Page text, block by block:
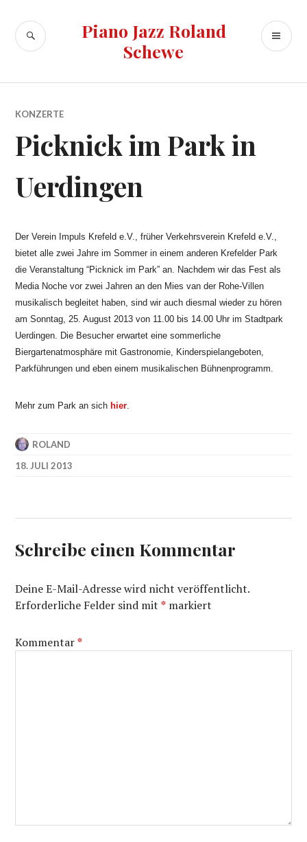
Inhalt
springen
Piano Jazz Roland
Schewe
SUCHE
KONZERTE
Picknick im Park in
Uerdingen
Der Verein Impuls Krefeld e.V., früher Verkehrsverein Krefeld e.V.,
bietet alle zwei Jahre im Sommer in einem anderen Krefelder Park
die Veranstaltung “Picknick im Park” an. Nachdem wir das Fest als
Media Noche vor zwei Jahren an den Mies van der Rohe-Villen
musikalisch begleitet haben, sind wir auch diesmal wieder zu hören
am Sonntag, 25. August 2013 von 11.00 bis 14.00 Uhr im Stadtpark
Uerdingen. Die Besucher erwartet eine sommerliche
Biergartenatmosphäre mit Gastronomie, Kinderspielangeboten,
Parkführungen und eben einem musikalischen Bühnenprogramm.
Mehr zum Park an sich hier.
ROLAND
18. JULI 2013
Schreibe einen Kommentar
Deine E-Mail-Adresse wird nicht veröffentlicht.
Erforderliche Felder sind mit* markiert
Kommentar*